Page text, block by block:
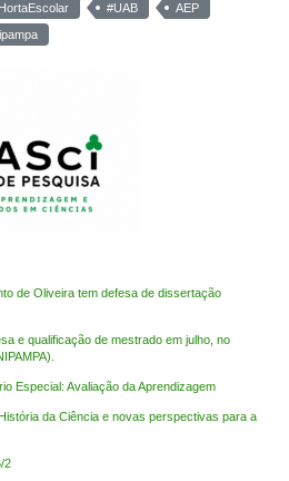
#UAB
AEP
de Oliveira tem defesa de dissertação
e qualificação de mestrado em julho, no
Especial: Avaliação da Aprendizagem
da Ciência e novas perspectivas para a
2